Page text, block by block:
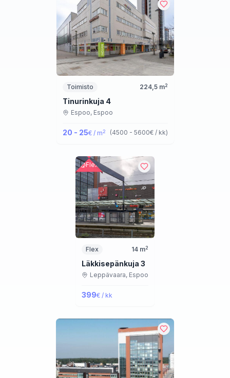
Toimisto 224,5m2
Tinurinkuja 4
Espoo, Espoo
20 - 25€ / m2 (4500 - 5600€ / kk)
Flex
Flex 14 m2
Läkkisepänkuja 3
Leppävaara, Espoo
399€ / kk